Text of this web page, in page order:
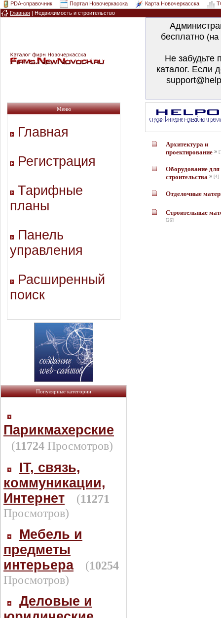
PDA-справочник Портал Новочеркасска Карта Новочеркасска
Главная | Недвижимость и строительство
бесплатно
Не забудьте
каталог. Если
Меню
Главная
Регистрация
Тарифные
планы
Панель
управления
Расширенный
поиск
Популярные категории
Парикмахерские
(11724 Просмотров)
IT, связь,
коммуникации,
Интернет
(11271
Просмотров)
Мебель и
предметы
интерьера
(10254
Просмотров)
Деловые и
Архитектура и
проектирование»
Оборудование для
строительства » [4]
Отделочные
Строительные
[26]